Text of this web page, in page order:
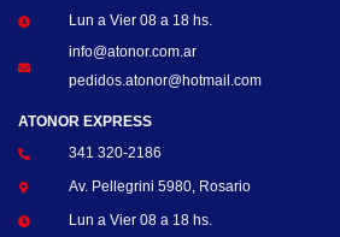
Lun a Vier 08 a 18 hs.
info@atonor.com.ar
pedidos.atonor@hotmail.com
ATONOR EXPRESS
341 320-2186
Av. Pellegrini 5980, Rosario
Lun a Vier 08 a 18 hs.